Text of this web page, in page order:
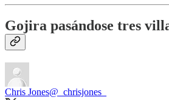
Gojira pasándose tres
Chris Jones@_chrisjones_